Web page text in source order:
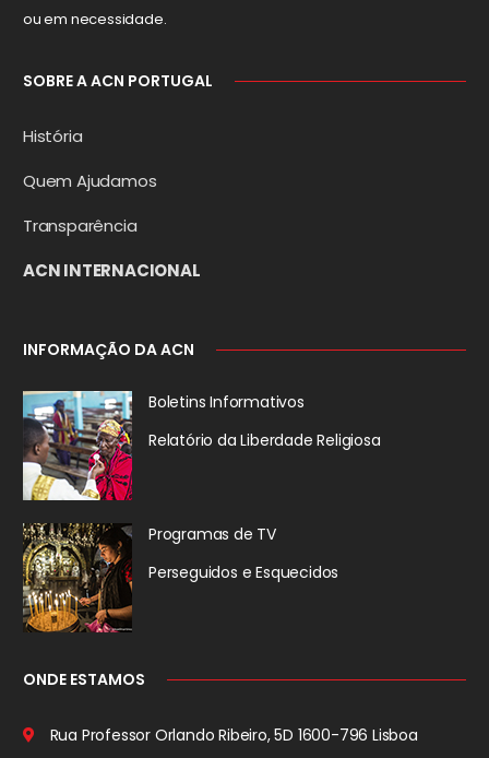
ou em necessidade.
SOBRE A ACN PORTUGAL
História
Quem Ajudamos
Transparência
ACN INTERNACIONAL
INFORMAÇÃO DA ACN
Boletins Informativos
Relatório da Liberdade Religiosa
Programas de TV
Perseguidos e Esquecidos
ONDE ESTAMOS
Rua Professor Orlando Ribeiro, 5D 1600-796 Lisboa